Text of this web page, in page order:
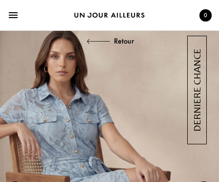
menu 0
Retour